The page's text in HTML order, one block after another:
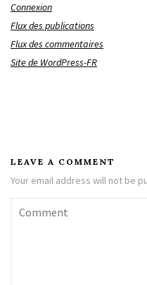
Connexion
Flux des publications
Flux des commentaires
Site de WordPress-FR
LEAVE A COMMENT
Your email address will not be